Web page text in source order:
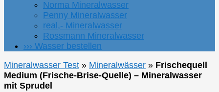
Norma Mineralwasser
Penny Mineralwasser
real,- Mineralwasser
Rossmann Mineralwasser
››› Wasser bestellen
Mineralwasser Test » Mineralwässer » Frischequell
Medium (Frische-Brise-Quelle) – Mineralwasser
mit Sprudel